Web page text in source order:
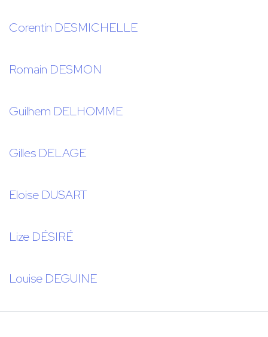
Corentin DESMICHELLE
Romain DESMON
Guilhem DELHOMME
Gilles DELAGE
Eloise DUSART
Lize DÉSIRÉ
Louise DEGUINE